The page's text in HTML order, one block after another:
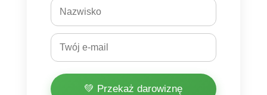
💚 Przekaż darowiznę